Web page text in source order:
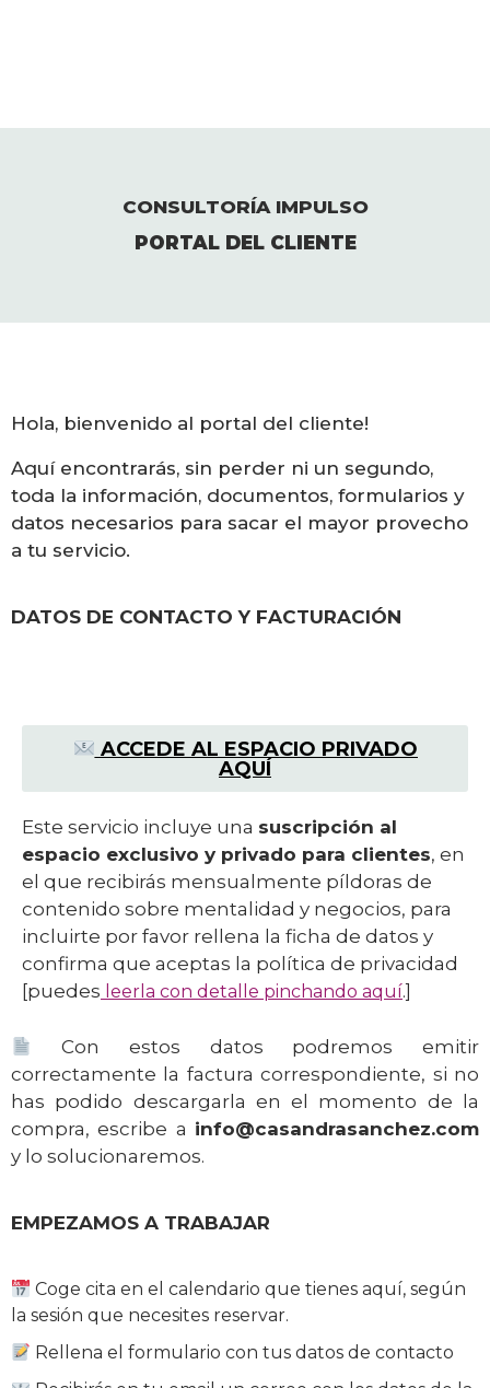
CONSULTORÍA IMPULSO
PORTAL DEL CLIENTE
Hola, bienvenido al portal del cliente!
Aquí encontrarás, sin perder ni un segundo,
toda la información, documentos, formularios y
datos necesarios para sacar el mayor provecho
a tu servicio.
DATOS DE CONTACTO Y FACTURACIÓN
ACCEDE AL ESPACIO PRIVADO
AQUÍ
Este servicio incluye una suscripción al
espacio exclusivo y privado para clientes, en
el que recibirás mensualmente píldoras de
contenido sobre mentalidad y negocios, para
incluirte por favor rellena la ficha de datos y
confirma que aceptas la política de privacidad
[puedes leerla con detalle pinchando aquí.]
Con estos datos podremos emitir
correctamente la factura correspondiente, si no
has podido descargarla en el momento de la
compra, escribe a info@casandrasanchez.com
y lo solucionaremos.
EMPEZAMOS A TRABAJAR
Coge cita en el calendario que tienes aquí, según
la sesión que necesites reservar.
Rellena el formulario con tus datos de contacto